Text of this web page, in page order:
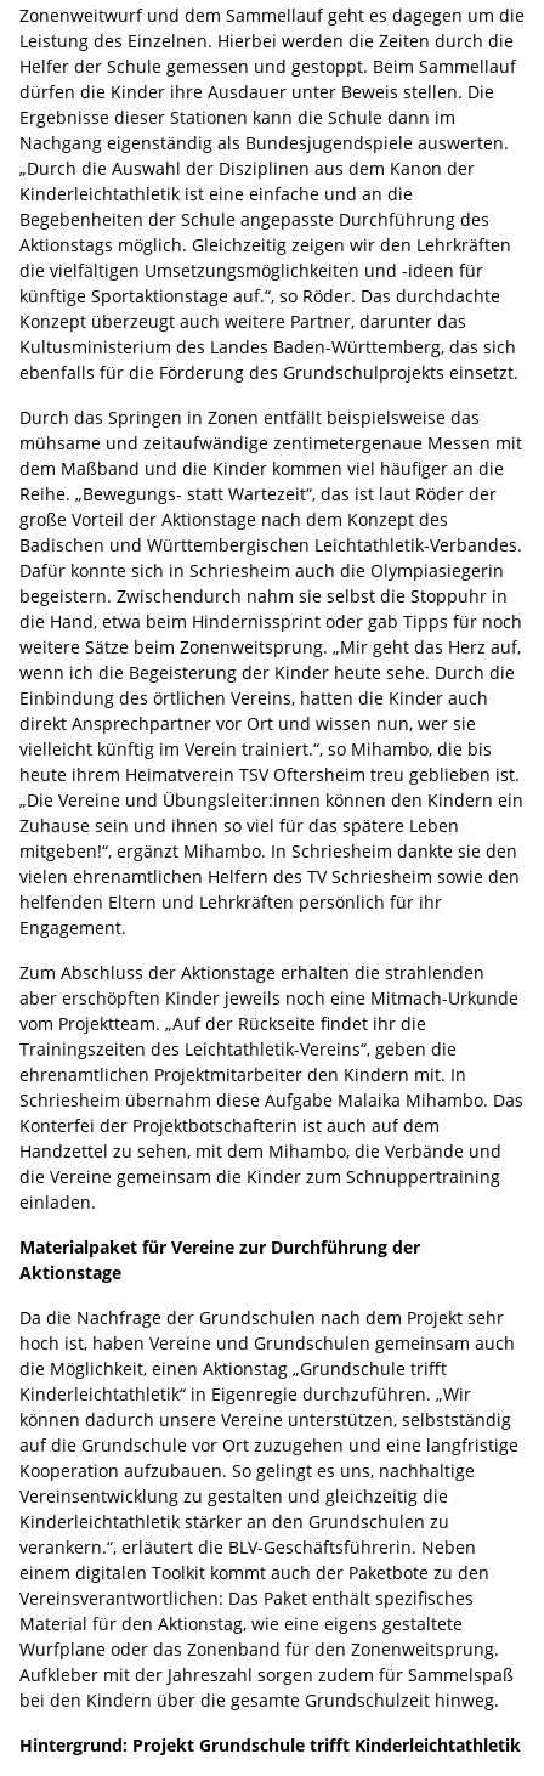
Zonenweitwurf und dem Sammellauf geht es dagegen um die
Leistung des Einzelnen. Hierbei werden die Zeiten durch die
Helfer der Schule gemessen und gestoppt. Beim Sammellauf
dürfen die Kinder ihre Ausdauer unter Beweis stellen. Die
Ergebnisse dieser Stationen kann die Schule dann im
Nachgang eigenständig als Bundesjugendspiele auswerten.
„Durch die Auswahl der Disziplinen aus dem Kanon der
Kinderleichtathletik ist eine einfache und an die
Begebenheiten der Schule angepasste Durchführung des
Aktionstags möglich. Gleichzeitig zeigen wir den Lehrkräften
die vielfältigen Umsetzungsmöglichkeiten und -ideen für
künftige Sportaktionstage auf.“, so Röder. Das durchdachte
Konzept überzeugt auch weitere Partner, darunter das
Kultusministerium des Landes Baden-Württemberg, das sich
ebenfalls für die Förderung des Grundschulprojekts einsetzt.
Durch das Springen in Zonen entfällt beispielsweise das
mühsame und zeitaufwändige zentimetergenaue Messen mit
dem Maßband und die Kinder kommen viel häufiger an die
Reihe. „Bewegungs- statt Wartezeit“, das ist laut Röder der
große Vorteil der Aktionstage nach dem Konzept des
Badischen und Württembergischen Leichtathletik-Verbandes.
Dafür konnte sich in Schriesheim auch die Olympiasiegerin
begeistern. Zwischendurch nahm sie selbst die Stoppuhr in
die Hand, etwa beim Hindernissprint oder gab Tipps für noch
weitere Sätze beim Zonenweitsprung. „Mir geht das Herz auf,
wenn ich die Begeisterung der Kinder heute sehe. Durch die
Einbindung des örtlichen Vereins, hatten die Kinder auch
direkt Ansprechpartner vor Ort und wissen nun, wer sie
vielleicht künftig im Verein trainiert.“, so Mihambo, die bis
heute ihrem Heimatverein TSV Oftersheim treu geblieben ist.
„Die Vereine und Übungsleiter:innen können den Kindern ein
Zuhause sein und ihnen so viel für das spätere Leben
mitgeben!“, ergänzt Mihambo. In Schriesheim dankte sie den
vielen ehrenamtlichen Helfern des TV Schriesheim sowie den
helfenden Eltern und Lehrkräften persönlich für ihr
Engagement.
Zum Abschluss der Aktionstage erhalten die strahlenden
aber erschöpften Kinder jeweils noch eine Mitmach-Urkunde
vom Projektteam. „Auf der Rückseite findet ihr die
Trainingszeiten des Leichtathletik-Vereins“, geben die
ehrenamtlichen Projektmitarbeiter den Kindern mit. In
Schriesheim übernahm diese Aufgabe Malaika Mihambo. Das
Konterfei der Projektbotschafterin ist auch auf dem
Handzettel zu sehen, mit dem Mihambo, die Verbände und
die Vereine gemeinsam die Kinder zum Schnuppertraining
einladen.
Materialpaket für Vereine zur Durchführung der
Aktionstage
Da die Nachfrage der Grundschulen nach dem Projekt sehr
hoch ist, haben Vereine und Grundschulen gemeinsam auch
die Möglichkeit, einen Aktionstag „Grundschule trifft
Kinderleichtathletik“ in Eigenregie durchzuführen. „Wir
können dadurch unsere Vereine unterstützen, selbstständig
auf die Grundschule vor Ort zuzugehen und eine langfristige
Kooperation aufzubauen. So gelingt es uns, nachhaltige
Vereinsentwicklung zu gestalten und gleichzeitig die
Kinderleichtathletik stärker an den Grundschulen zu
verankern.“, erläutert die BLV-Geschäftsführerin. Neben
einem digitalen Toolkit kommt auch der Paketbote zu den
Vereinsverantwortlichen: Das Paket enthält spezifisches
Material für den Aktionstag, wie eine eigens gestaltete
Wurfplane oder das Zonenband für den Zonenweitsprung.
Aufkleber mit der Jahreszahl sorgen zudem für Sammelspaß
bei den Kindern über die gesamte Grundschulzeit hinweg.
Hintergrund: Projekt Grundschule trifft Kinderleichtathletik